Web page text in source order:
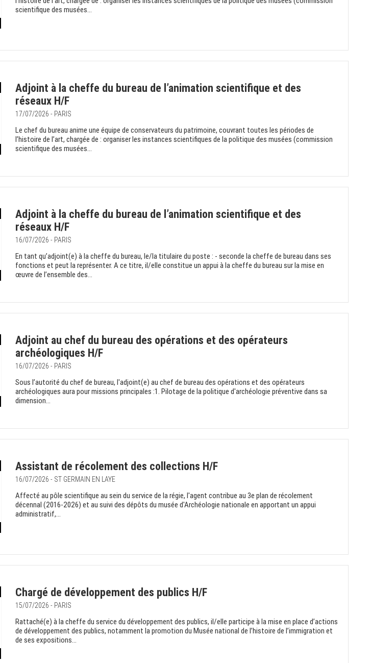
scientifique des musées...
Adjoint à la cheffe du bureau de l’animation scientifique et des
réseaux H/F
17/07/2026 - PARIS
Le chef du bureau anime une équipe de conservateurs du patrimoine, couvrant toutes les périodes de
l’histoire de l’art, chargée de : organiser les instances scientifiques de la politique des musées (commission
scientifique des musées...
Adjoint à la cheffe du bureau de l’animation scientifique et des
réseaux H/F
16/07/2026 - PARIS
En tant qu’adjoint(e) à la cheffe du bureau, le/la titulaire du poste : - seconde la cheffe de bureau dans ses
fonctions et peut la représenter. A ce titre, il/elle constitue un appui à la cheffe du bureau sur la mise en
œuvre de l’ensemble des...
Adjoint au chef du bureau des opérations et des opérateurs
archéologiques H/F
16/07/2026 - PARIS
Sous l’autorité du chef de bureau, l'adjoint(e) au chef de bureau des opérations et des opérateurs
archéologiques aura pour missions principales :1. Pilotage de la politique d'archéologie préventive dans sa
dimension...
Assistant de récolement des collections H/F
16/07/2026 - ST GERMAIN EN LAYE
Affecté au pôle scientifique au sein du service de la régie, l'agent contribue au 3e plan de récolement
décennal (2016-2026) et au suivi des dépôts du musée d'Archéologie nationale en apportant un appui
administratif,...
Chargé de développement des publics H/F
15/07/2026 - PARIS
Rattaché(e) à la cheffe du service du développement des publics, il/elle participe à la mise en place d’actions
de développement des publics, notamment la promotion du Musée national de l’histoire de l’immigration et
de ses expositions...